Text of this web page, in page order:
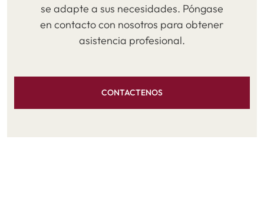
se adapte a sus necesidades. Póngase
en contacto con nosotros para obtener
asistencia profesional.
CONTACTENOS